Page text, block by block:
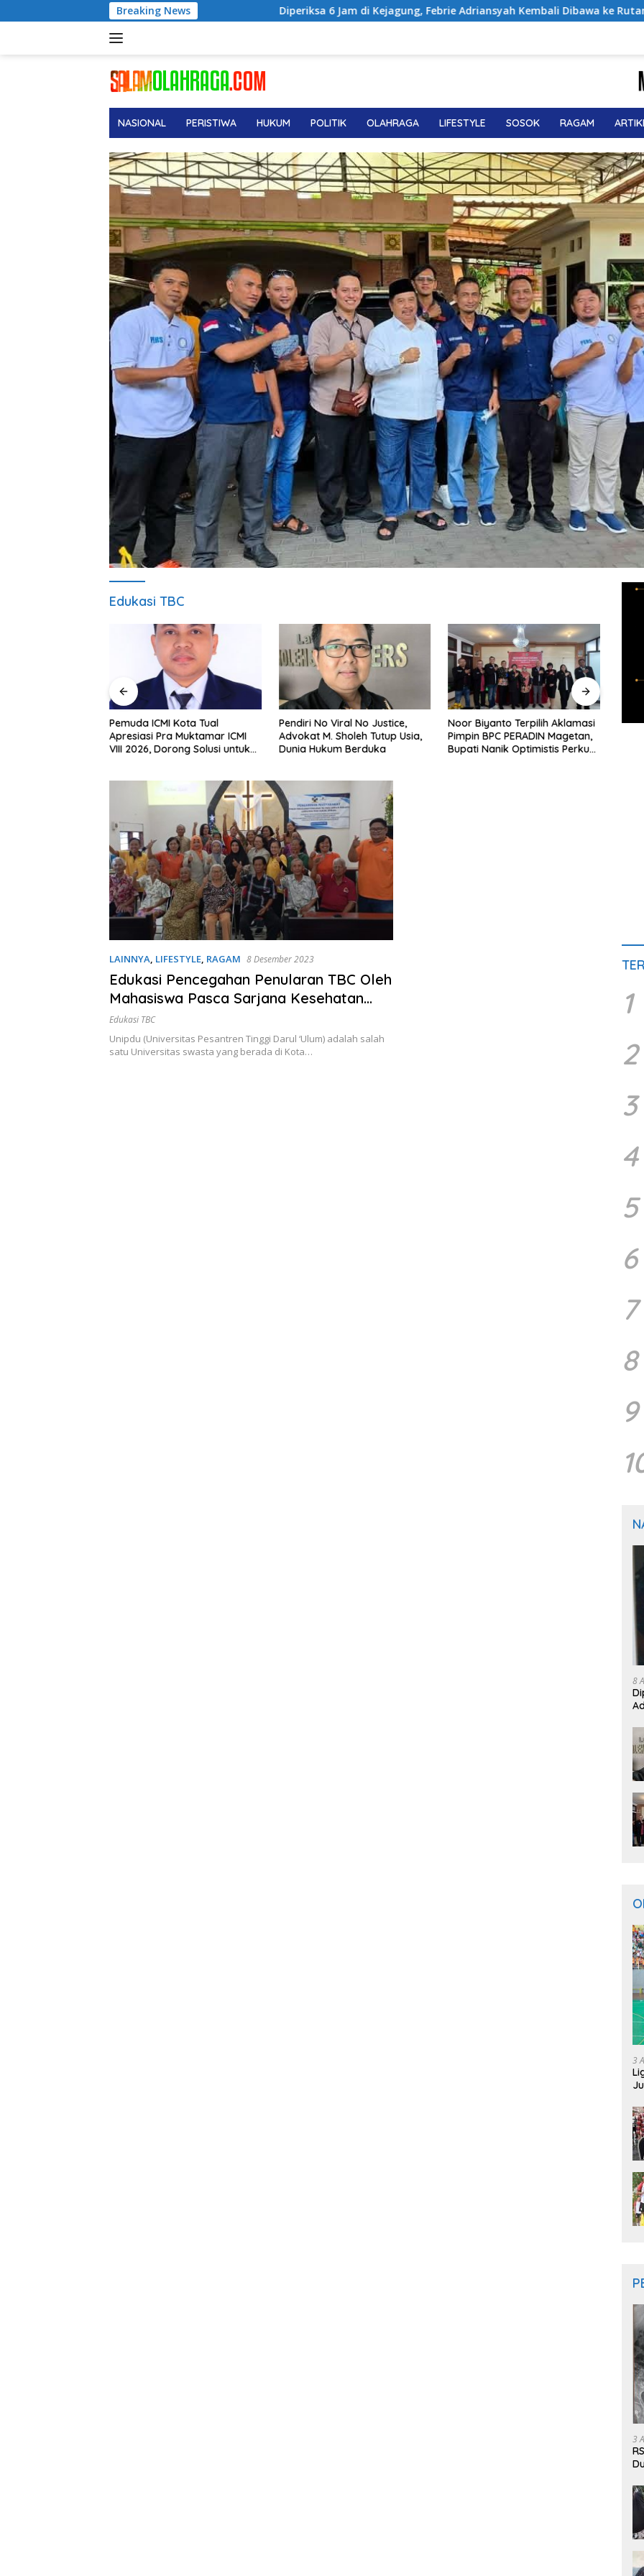
ke
Breaking NewsDiperiksa 6 Jam di Kejagung, Febrie Adriansyah Kembali Dibawa ke Rutan KPK Pemuda
NASIONAL PERISTIWA HUKUM POLITIK OLAHRAGA LIFESTYLE SOSOK RAGAM
Edukasi TBC
Pemuda ICMI Kota Tual
Apresiasi Pra Muktamar ICMI
VIII 2026, Dorong Solusi untuk
Pendiri No Viral No Justice,
Advokat M. Sholeh Tutup Usia,
Dunia Hukum Berduka
Noor Biyanto Terpilih Aklamasi
Pimpin BPC PERADIN Magetan,
Bupati Nanik Optimistis Perkuat
LAINNYA, LIFESTYLE, RAGAM 8 Desember 2023
Edukasi Pencegahan Penularan TBC Oleh
Mahasiswa Pasca Sarjana Kesehatan
Masyarakat UNIPDU
Edukasi TBC
Unipdu (Universitas Pesantren Tinggi Darul ‘Ulum) adalah salah
satu Universitas swasta yang berada di Kota…
1
2
3
4
5
6
7
8
9
8
3
3